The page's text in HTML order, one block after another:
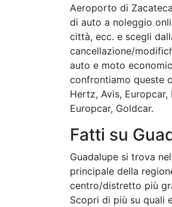
Aeroporto di
di auto a noleggio
città, ecc. e scegli
cancellazione/
auto e moto
confrontiamo queste
Hertz, Avis,
Europcar, Goldcar.
Fatti su
Guadalupe si trova
principale della
centro/distretto più
Scopri di più su quali